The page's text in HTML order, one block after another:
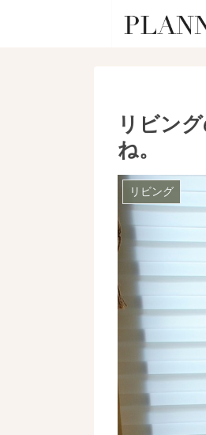
リビン
ね。
リビング